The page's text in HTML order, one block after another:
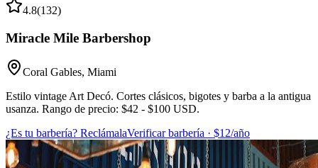
4.8(132)
Miracle Mile Barbershop
Coral Gables, Miami
Estilo vintage Art Decó. Cortes clásicos, bigotes y barba a la antigua
usanza. Rango de precio: $42 - $100 USD.
¿Es tu barbería? ReclámalaVerificar barbería · $12/año